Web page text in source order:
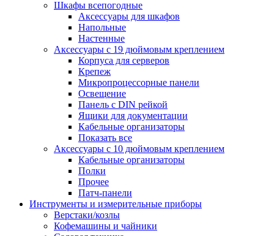
Шкафы всепогодные
Аксессуары для шкафов
Напольные
Настенные
Аксессуары с 19 дюймовым креплением
Корпуса для серверов
Крепеж
Микропроцессорные панели
Освещение
Панель с DIN рейкой
Ящики для документации
Кабельные организаторы
Показать все
Аксессуары с 10 дюймовым креплением
Кабельные организаторы
Полки
Прочее
Патч-панели
Инструменты и измерительные приборы
Верстаки/козлы
Кофемашины и чайники